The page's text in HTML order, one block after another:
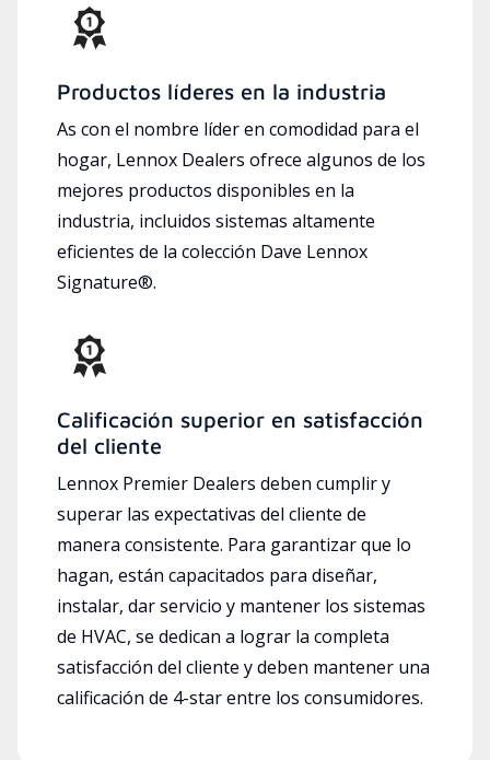
Productos líderes en la industria
As con el nombre líder en comodidad para el
hogar, Lennox Dealers ofrece algunos de los
mejores productos disponibles en la
industria, incluidos sistemas altamente
eficientes de la colección Dave Lennox
Signature®.
Calificación superior en satisfacción
del cliente
Lennox Premier Dealers deben cumplir y
superar las expectativas del cliente de
manera consistente. Para garantizar que lo
hagan, están capacitados para diseñar,
instalar, dar servicio y mantener los sistemas
de HVAC, se dedican a lograr la completa
satisfacción del cliente y deben mantener una
calificación de 4-star entre los consumidores.